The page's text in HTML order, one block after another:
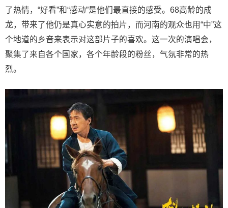
了热情，“好看”和“感动”是他们最直接的感受。68高龄的成
龙，带来了他仍是真心实意的拍片，而河南的观众也用“中”这
个地道的乡音来表示对这部片子的喜欢。这一次的演唱会，
聚集了来自各个国家，各个年龄段的粉丝，气氛非常的热
烈。